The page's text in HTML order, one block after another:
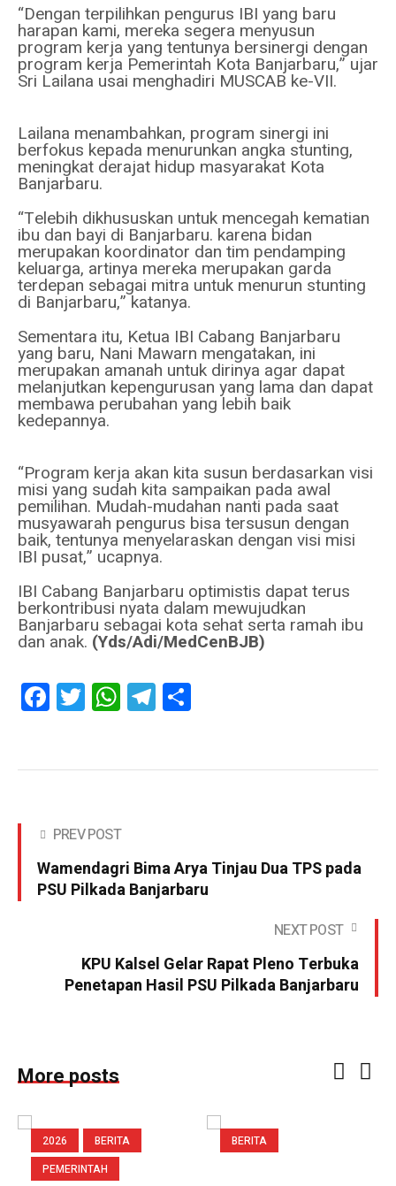
“Dengan terpilihkan pengurus IBI yang baru
harapan kami, mereka segera menyusun
program kerja yang tentunya bersinergi dengan
program kerja Pemerintah Kota Banjarbaru,” ujar
Sri Lailana usai menghadiri MUSCAB ke-VII.
Lailana menambahkan, program sinergi ini
berfokus kepada menurunkan angka stunting,
meningkat derajat hidup masyarakat Kota
Banjarbaru.
“Telebih dikhususkan untuk mencegah kematian
ibu dan bayi di Banjarbaru. karena bidan
merupakan koordinator dan tim pendamping
keluarga, artinya mereka merupakan garda
terdepan sebagai mitra untuk menurun stunting
di Banjarbaru,” katanya.
Sementara itu, Ketua IBI Cabang Banjarbaru
yang baru, Nani Mawarn mengatakan, ini
merupakan amanah untuk dirinya agar dapat
melanjutkan kepengurusan yang lama dan dapat
membawa perubahan yang lebih baik
kedepannya.
“Program kerja akan kita susun berdasarkan visi
misi yang sudah kita sampaikan pada awal
pemilihan. Mudah-mudahan nanti pada saat
musyawarah pengurus bisa tersusun dengan
baik, tentunya menyelaraskan dengan visi misi
IBI pusat,” ucapnya.
IBI Cabang Banjarbaru optimistis dapat terus
berkontribusi nyata dalam mewujudkan
Banjarbaru sebagai kota sehat serta ramah ibu
dan anak. (Yds/Adi/MedCenBJB)
FacebookTwitterWhatsAppTelegram
PREV POST
Wamendagri Bima Arya Tinjau Dua TPS pada
PSU Pilkada Banjarbaru
NEXT POST
KPU Kalsel Gelar Rapat Pleno Terbuka
Penetapan Hasil PSU Pilkada Banjarbaru
More posts
2026
BERITA
PEMERINTAH
BERITA